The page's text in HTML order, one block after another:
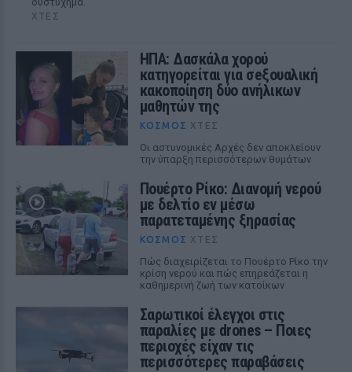
ΧΤΕΣ
ΗΠΑ: Δασκάλα χορού
κατηγορείται για σeξουαλική
κακοποίηση δύο ανήλικων
μαθητών της
ΚΌΣΜΟΣ ΧΤΕΣ
Οι αστυνομικές Αρχές δεν αποκλείουν
την ύπαρξη περισσότερων θυμάτων
Πουέρτο Ρίκο: Διανομή νερού
με δελτίο εν μέσω
παρατεταμένης ξηρασίας
ΚΌΣΜΟΣ ΧΤΕΣ
Πώς διαχειρίζεται το Πουέρτο Ρίκο την
κρίση νερού και πώς επηρεάζεται η
καθημερινή ζωή των κατοίκων
Σαρωτικοί έλεγχοι στις
παραλίες με drones – Ποιες
περιοχές είχαν τις
περισσότερες παραβάσεις